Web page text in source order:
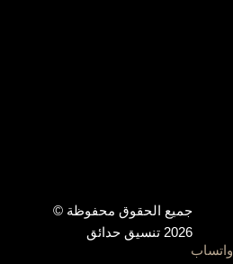
واتساب
جميع الحقوق محفوظة ©
2026 تنسيق حدائق